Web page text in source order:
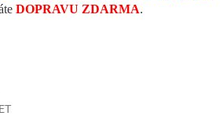
DOPRAVU ZDARMA.